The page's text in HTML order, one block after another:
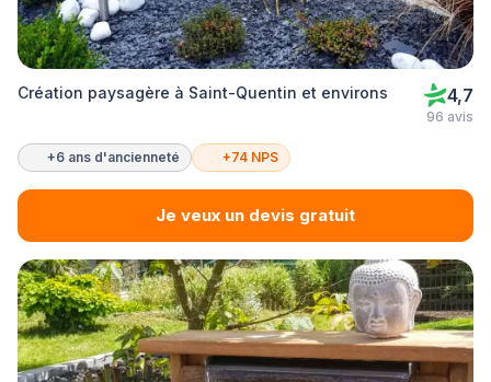
Création paysagère à Saint-Quentin et environs 4,7
96 avis
+6 ans d'ancienneté +74 NPS
Je veux un devis gratuit